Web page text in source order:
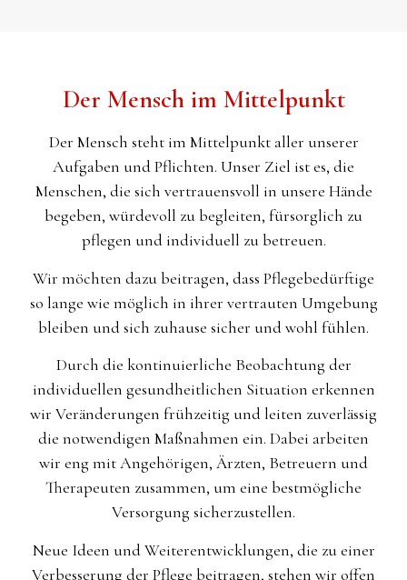
Der Mensch im Mittelpunkt
Der Mensch steht im Mittelpunkt aller unserer
Aufgaben und Pflichten. Unser Ziel ist es, die
Menschen, die sich vertrauensvoll in unsere Hände
begeben, würdevoll zu begleiten, fürsorglich zu
pflegen und individuell zu betreuen.
Wir möchten dazu beitragen, dass Pflegebedürftige
so lange wie möglich in ihrer vertrauten Umgebung
bleiben und sich zuhause sicher und wohl fühlen.
Durch die kontinuierliche Beobachtung der
individuellen gesundheitlichen Situation erkennen
wir Veränderungen frühzeitig und leiten zuverlässig
die notwendigen Maßnahmen ein. Dabei arbeiten
wir eng mit Angehörigen, Ärzten, Betreuern und
Therapeuten zusammen, um eine bestmögliche
Versorgung sicherzustellen.
Neue Ideen und Weiterentwicklungen, die zu einer
Verbesserung der Pflege beitragen, stehen wir offen